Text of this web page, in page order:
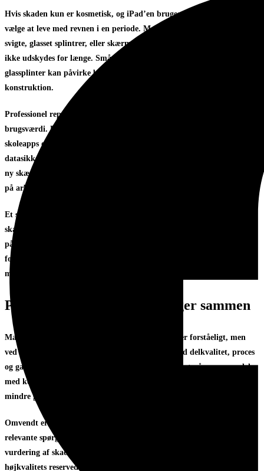
Hvis skaden kun er kosmetisk, og iPad’en bruges sparsomt, kan nogle
vælge at leve med revnen i en periode. Men når touch begynder at
svigte, glasset splintrer, eller skærmen viser billedfejl, bør reparation
ikke udskydes for længe. Små revner udvikler sig ofte, og løse
glassplinter kan påvirke både brugssikkerhed og den indvendige
konstruktion.
Professionel reparation giver især mening, når enheden stadig har høj
brugsværdi. Det gælder både private iPads med vigtige billeder,
skoleapps og bankadgang og erhvervsenheder, hvor drift og
datasikkerhed er afgørende. Her handler det ikke kun om at få sat en
ny skærm på, men om korrekt fejlfinding, kvalitetsdele, test og garanti
på arbejdet.
Et specialiseret værksted vil også kunne vurdere, om der er skjulte
skader efter fald. Det kan være batteripåvirkning, bøjet ramme, skade
på stik eller problemer med touch-controller. Den vurdering er vigtig,
fordi en skærmreparation ellers kan se vellykket ud i første omgang,
men fejle kort efter.
Pris, kvalitet og garanti hænger sammen
Mange vælger først og fremmest ud fra pris. Det er forståeligt, men
ved iPad-reparation bør pris altid ses sammen med delkvalitet, proces
og garanti. En meget billig løsning kan være baseret på en reservedel
med kortere levetid eller lavere funktionalitet. Det kan også betyde
mindre grundig test og dårligere finish.
Omvendt er den dyreste løsning ikke automatisk den bedste. Det
relevante spørgsmål er, hvad du får for prisen. Er der gennemsigtig
vurdering af skaden? Bruges der originale eller dokumenteret
højkvalitets reservedele? Bliver enheden testet ordentligt efter